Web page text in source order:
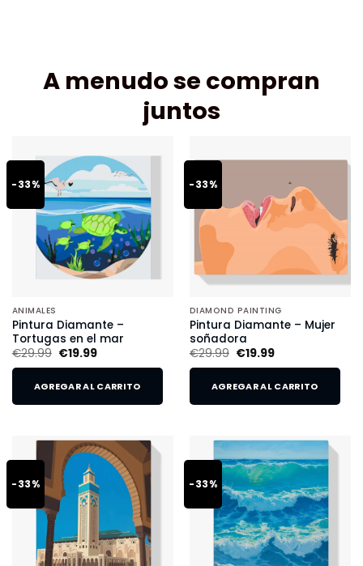
A menudo se compran
juntos
-33%
ANIMALES
Pintura Diamante –
Tortugas en el mar
€29.99 €19.99
AGREGAR AL CARRITO
-33%
DIAMOND PAINTING
Pintura Diamante – Mujer
soñadora
€29.99 €19.99
AGREGAR AL CARRITO
-33% -33%